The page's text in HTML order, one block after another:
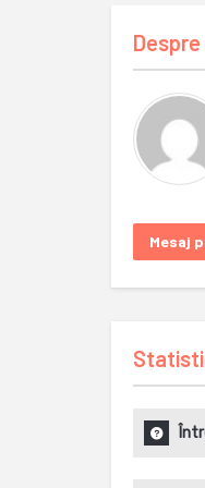
Despre
Mesaj